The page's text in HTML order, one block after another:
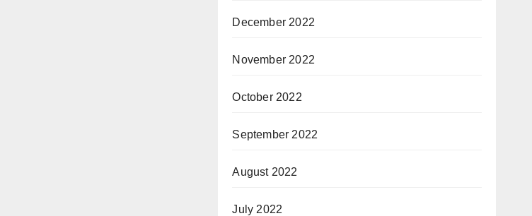
December 2022
November 2022
October 2022
September 2022
August 2022
July 2022